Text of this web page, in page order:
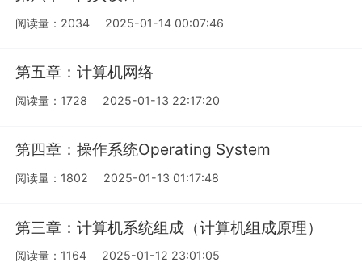
阅读量：2034 2025-01-14 00:07:46
第五章：计算机网络
阅读量：1728 2025-01-13 22:17:20
第四章：操作系统Operating System
阅读量：1802 2025-01-13 01:17:48
第三章：计算机系统组成（计算机组成原理）
阅读量：1164 2025-01-12 23:01:05